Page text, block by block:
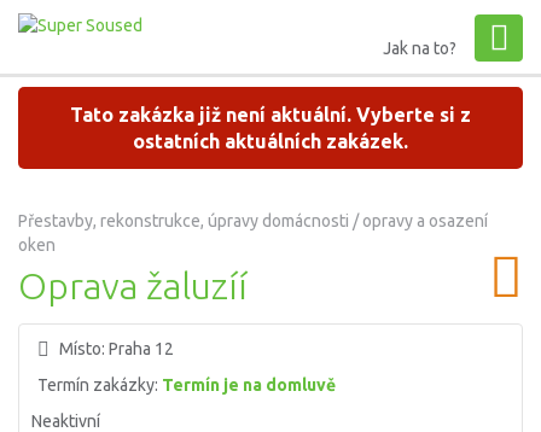
Jak na to?
Tato zakázka již není aktuální. Vyberte si z
ostatních aktuálních zakázek.
Přestavby, rekonstrukce, úpravy domácnosti / opravy a osazení
oken
Oprava žaluzíí
Místo: Praha 12
Termín zakázky: Termín je na domluvě
Neaktivní